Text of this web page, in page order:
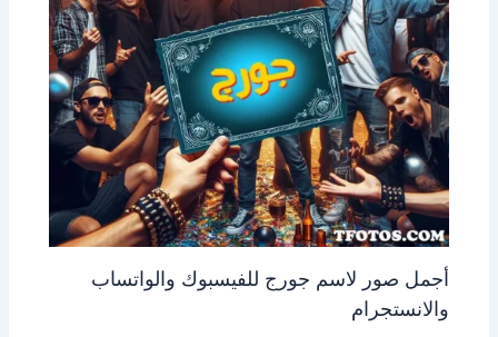
أجمل صور لاسم جورج للفيسبوك والواتساب
والانستجرام